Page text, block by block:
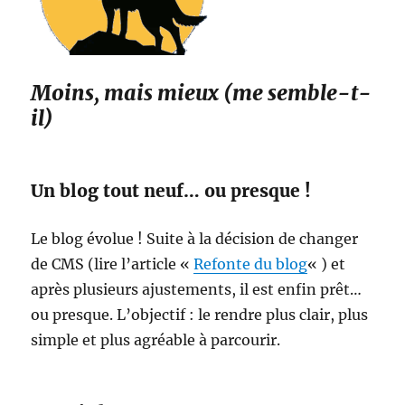
Moins, mais mieux (me semble-t-
il)
Un blog tout neuf… ou presque !
Le blog évolue ! Suite à la décision de changer
de CMS (lire l’article «Refonte du blog« ) et
après plusieurs ajustements, il est enfin prêt…
ou presque. L’objectif : le rendre plus clair, plus
simple et plus agréable à parcourir.